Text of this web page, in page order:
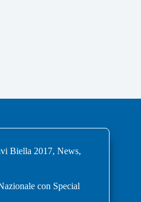
Biella 2017, News,
con Special